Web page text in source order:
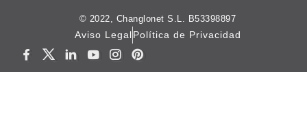
© 2022, Changlonet S.L. B53398897
Aviso LegalPolítica de Privacidad